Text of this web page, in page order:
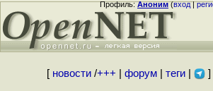
Профиль:Аноним(вход|
[ новости/+++ форум| теги| ]